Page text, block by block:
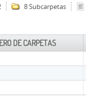
8 Subcarpetas
DE CARPETAS